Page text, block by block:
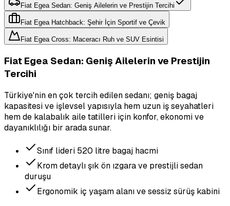
Fiat Egea Sedan: Geniş Ailelerin ve Prestijin Tercihi
Fiat Egea Hatchback: Şehir İçin Sportif ve Çevik
Fiat Egea Cross: Maceracı Ruh ve SUV Esintisi
Fiat Egea Sedan: Geniş Ailelerin ve Prestijin
Tercihi
Türkiye'nin en çok tercih edilen sedanı; geniş bagaj
kapasitesi ve işlevsel yapısıyla hem uzun iş seyahatleri
hem de kalabalık aile tatilleri için konfor, ekonomi ve
dayanıklılığı bir arada sunar.
Sınıf lideri 520 litre bagaj hacmi
Krom detaylı şık ön ızgara ve prestijli sedan
duruşu
Ergonomik iç yaşam alanı ve sessiz sürüş kabini